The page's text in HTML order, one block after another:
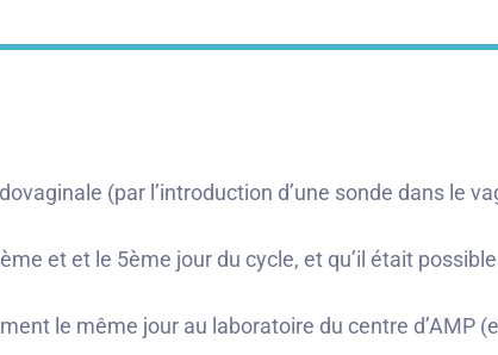
(par l’introduction d’une sonde dans le
et et le 5ème jour du cycle, et qu’il était
le même jour au laboratoire du centre d’AMP